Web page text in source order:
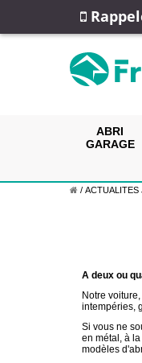
ABRI
GARAGE
/ ACTUALITES
A deux ou
Notre
intempéries,
Si vous ne
en métal, à
modèles